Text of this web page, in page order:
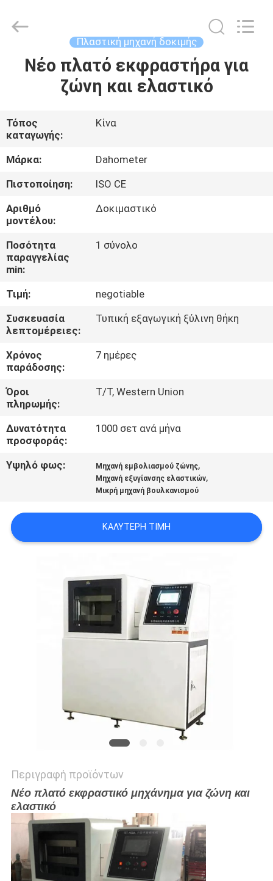
ΣΠΊΤΙ
ΠΕΡΊΠΟΥ
ΕΜΕΊΣ
ΓΎΡΟΣ
ΕΡΓΟΣΤΑΣΊΩΝ
ΠΟΙΟΤΙΚΌΣ
ΈΛΕΓΧΟΣ
ΜΑΣ
ΕΛΆΤΕ
ΣΕ
ΕΠΑΦΉ
ΜΕ
ΖΗΤΉΣΤΕ
ΈΝΑ
ΑΠΌΣΠΑΣΜΑ
SITEMAP
Developed
Πλαστική μηχανή δοκιμής
Νέο πλατό εκφραστήρα για
ζώνη και ελαστικό
Τόπος
καταγωγής:
Κίνα
Μάρκα:
Dahometer
Πιστοποίηση:
ISO CE
Αριθμό
μοντέλου:
Δοκιμαστικό
Ποσότητα
παραγγελίας
min:
1 σύνολο
Τιμή:
negotiable
Συσκευασία
λεπτομέρειες:
Τυπική εξαγωγική ξύλινη θήκη
Χρόνος
παράδοσης:
7 ημέρες
Όροι
πληρωμής:
T/T, Western Union
Δυνατότητα
προσφοράς:
1000 σετ ανά μήνα
Υψηλό φως: Μηχανή εμβολιασμού ζώνης,
Μηχανή εξυγίανσης ελαστικών,
Μικρή μηχανή βουλκανισμού
ΚΑΛΎΤΕΡΗ ΤΙΜΉ
Περιγραφή προϊόντων
Νέο πλατό εκφραστικό μηχάνημα για ζώνη και
ελαστικό